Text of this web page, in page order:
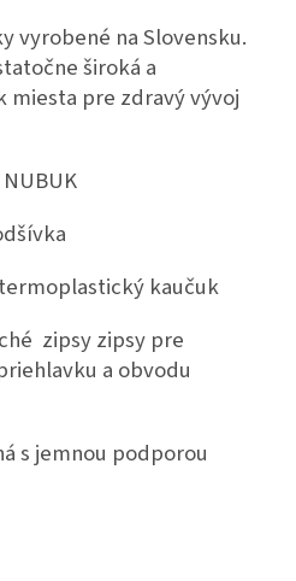
vyrobené na Slovensku.
široká a
miesta pre zdravý vývoj
kaučuk
zipsy zipsy pre
a obvodu
s jemnou podporou